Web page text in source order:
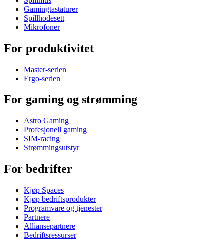
Gamingtastaturer
Spillhodesett
Mikrofoner
For produktivitet
Master-serien
Ergo-serien
For gaming og strømming
Astro Gaming
Profesjonell gaming
SIM-racing
Strømmingsutstyr
For bedrifter
Kjøp Spaces
Kjøp bedriftsprodukter
Programvare og tjenester
Partnere
Alliansepartnere
Bedriftsressurser